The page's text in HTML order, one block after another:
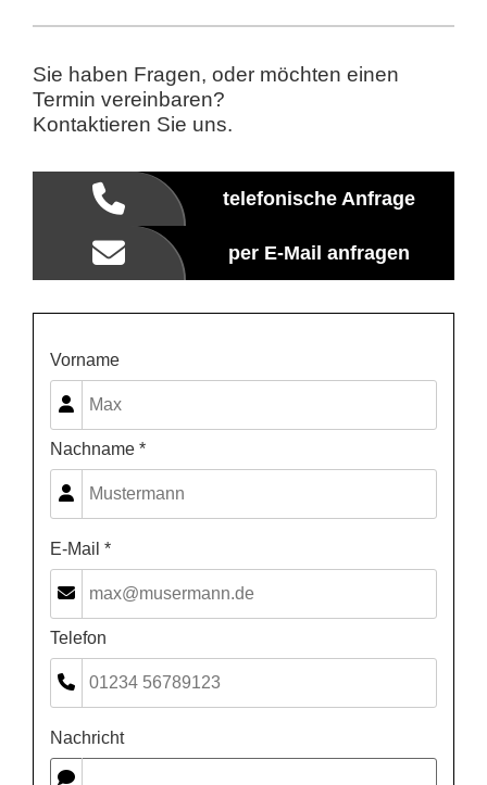
Sie haben Fragen, oder möchten einen
Termin vereinbaren?
Kontaktieren Sie uns.
telefonische Anfrage
per E-Mail anfragen
Vorname
Nachname *
E-Mail *
Telefon
Nachricht